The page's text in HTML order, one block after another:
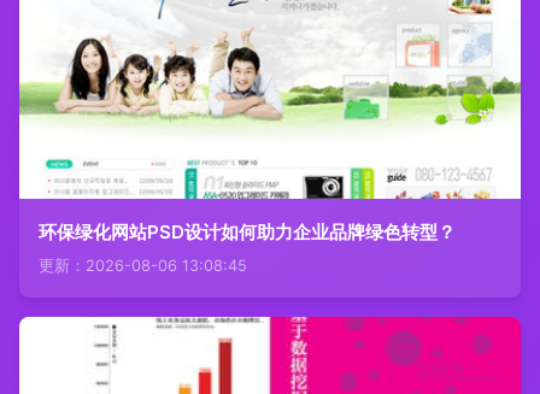
环保绿化网站PSD设计如何助力企业品牌绿色转型？
更新：2026-08-06 13:08:45